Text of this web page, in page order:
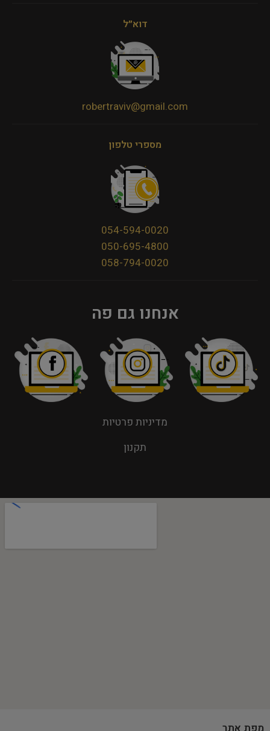
דוא״ל
robertraviv@gmail.com
מספרי טלפון
054-594-0020
050-695-4800
058-794-0020
אנחנו גם פה
מדיניות פרטיות
תקנון
מפת אתר